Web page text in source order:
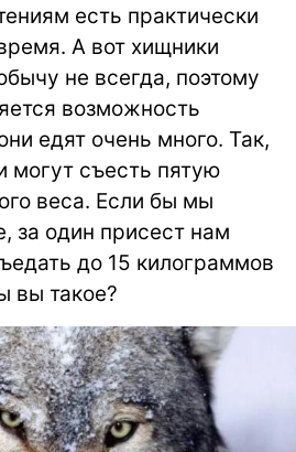
есть практически
А вот хищники
не всегда, поэтому
возможность
едят очень много. Так,
могут съесть пятую
веса. Если бы мы
за один присест нам
до 15 килограммов
вы такое?